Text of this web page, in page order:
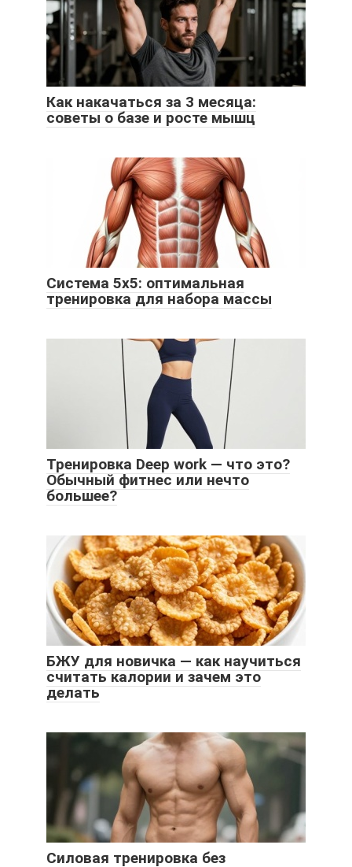
Как накачаться за 3 месяца:
советы о базе и росте мышц
Система 5х5: оптимальная
тренировка для набора массы
Тренировка Deep work — что это?
Обычный фитнес или нечто
большее?
БЖУ для новичка — как научиться
считать калории и зачем это
делать
Силовая тренировка без